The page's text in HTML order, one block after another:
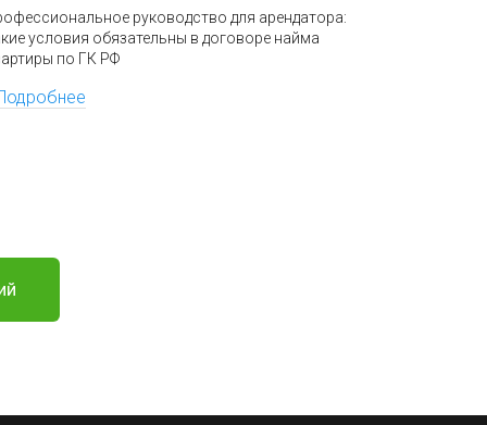
руководство для арендатора:
условия обязательны в договоре найма
по ГК РФ